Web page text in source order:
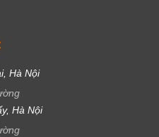
Hà Nội
Hà Nội